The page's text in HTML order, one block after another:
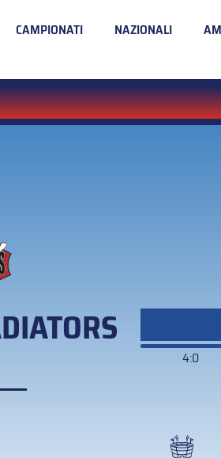
CAMPIONATI NAZIONALI
4:0